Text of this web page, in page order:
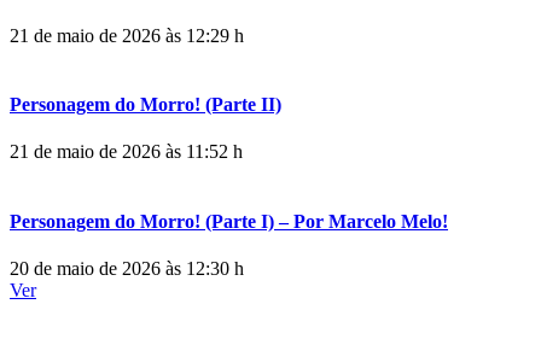
21 de maio de 2026 às 12:29 h
Personagem do Morro! (Parte II)
21 de maio de 2026 às 11:52 h
Personagem do Morro! (Parte I) – Por Marcelo Melo!
20 de maio de 2026 às 12:30 h
Ver